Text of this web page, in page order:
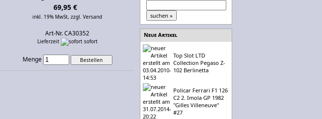
69,95 €
inkl. 19% MwSt, zzgl. Versand
Art-Nr. CA30352
Lieferzeit sofort
Menge
Neue Artikel
Top Slot LTD
Collection Pegaso Z-
102 Berlinetta
Policar Ferrari F1 126
C2 2. Imola GP 1982
"Gilles Villeneuve"
#27